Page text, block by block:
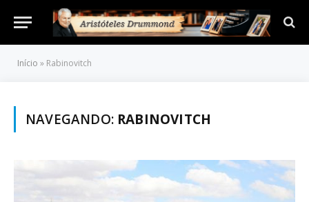
Início » Rabinovitch
NAVEGANDO: RABINOVITCH